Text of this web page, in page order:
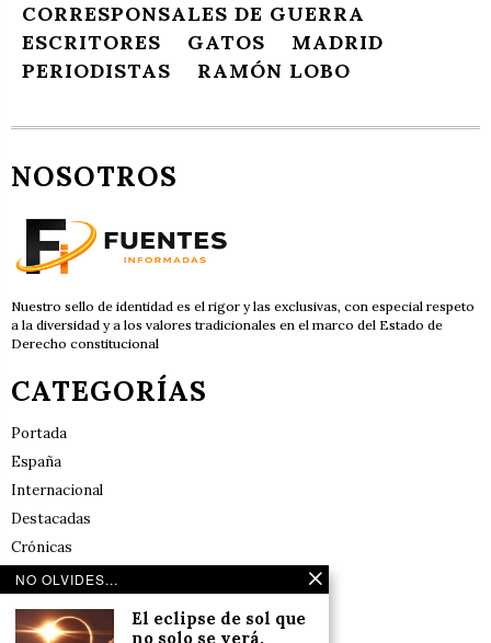
CORRESPONSALES DE GUERRA
ESCRITORES
GATOS
MADRID
PERIODISTAS
RAMÓN LOBO
NOSOTROS
Nuestro sello de identidad es el rigor y las exclusivas, con especial respeto
a la diversidad y a los valores tradicionales en el marco del Estado de
Derecho constitucional
CATEGORÍAS
Portada
España
Internacional
Destacadas
Crónicas
Noticias de deportes en España
Reflexiones
NO OLVIDES...
El eclipse de sol que
no solo se verá,